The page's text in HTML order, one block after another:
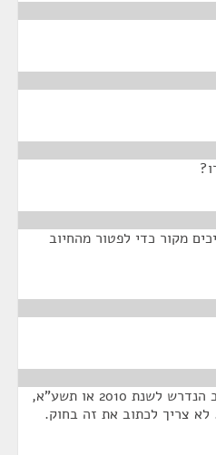
מקור כדי לפטור מהחיוב
תחילתו של החוק לעניין החיוב הנדרש לשנת 2010 או תשע"א,
לא צריך לכתוב את זה בחוק.